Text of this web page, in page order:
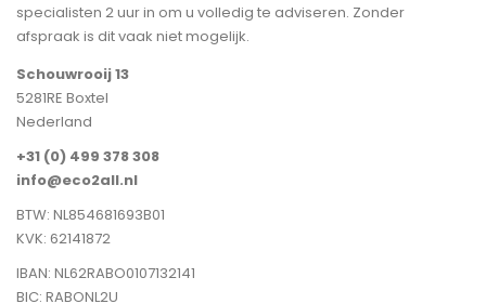
specialisten 2 uur in om u volledig te adviseren. Zonder
afspraak is dit vaak niet mogelijk.
Schouwrooij 13
5281RE Boxtel
Nederland
+31 (0) 499 378 308
info@eco2all.nl
BTW: NL854681693B01
KVK: 62141872
IBAN: NL62RABO0107132141
BIC: RABONL2U